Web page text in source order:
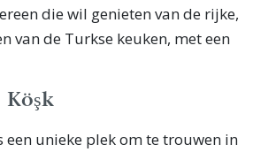
die wil genieten van de rijke,
van de Turkse keuken, met een
Köşk
een unieke plek om te trouwen in